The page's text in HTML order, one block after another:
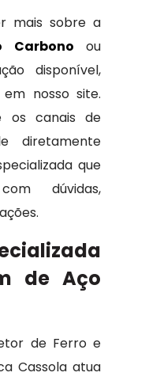
mais sobre a
Carbonoou
disponível,
nosso site.
os canais de
diretamente
que
dúvidas,
de Aço
de Ferro e
Cassola atua